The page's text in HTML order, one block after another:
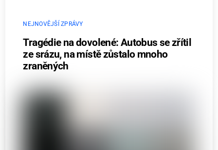
NEJNOVĚJŠÍ ZPRÁVY
Tragédie na dovolené: Autobus se zřítil
ze srázu, na místě zůstalo mnoho
zraněných